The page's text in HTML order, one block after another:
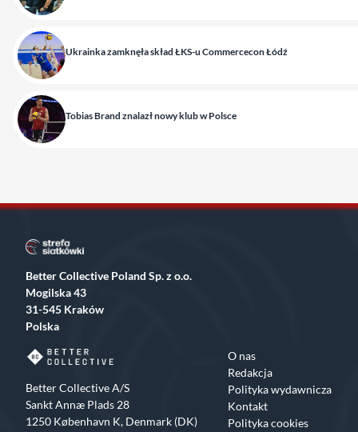
Ukrainka zamknęła skład ŁKS-u Commercecon Łódź
Tobias Brand znalazł nowy klub w Polsce
Better Collective Poland Sp. z o.o.
Mogilska 43
31-545 Kraków
Polska
Better Collective A/S
Sankt Annæ Plads 28
1250 København K, Denmark (DK)
O nas
Redakcja
Polityka wydawnicza
Kontakt
Polityka cookies